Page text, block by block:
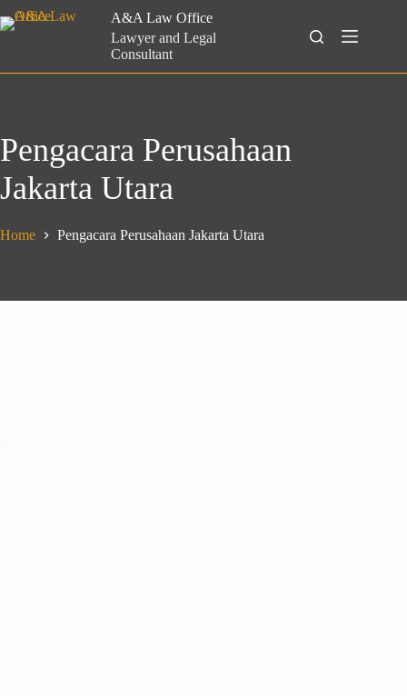
to
A&A Law Office
Lawyer and Legal
Consultant
Search
Pengacara Perusahaan
Jakarta Utara
Home Pengacara Perusahaan Jakarta Utara